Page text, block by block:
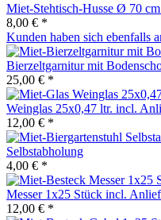
Miet-Stehtisch-Husse Ø 70
8,00 € *
Kunden haben sich ebenfalls
Bierzeltgarnitur mit
25,00 € *
Weinglas 25x0,47 ltr. incl.
12,00 € *
Selbstabholung
4,00 € *
Messer 1x25 Stück incl.
12,00 € *